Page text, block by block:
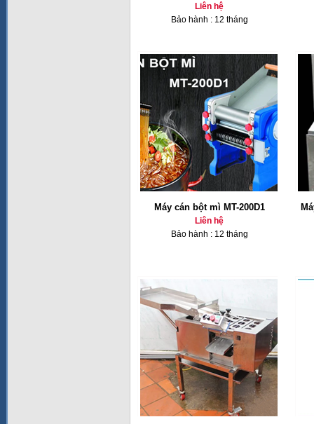
Liên hệ
Bảo hành : 12 tháng
Máy cán bột mì MT-200D1
Liên hệ
Bảo hành : 12 tháng